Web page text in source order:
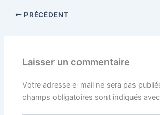
PRÉCÉDENT
Laisser un commentaire
Votre adresse e-mail ne sera pas
champs obligatoires sont indiqués avec